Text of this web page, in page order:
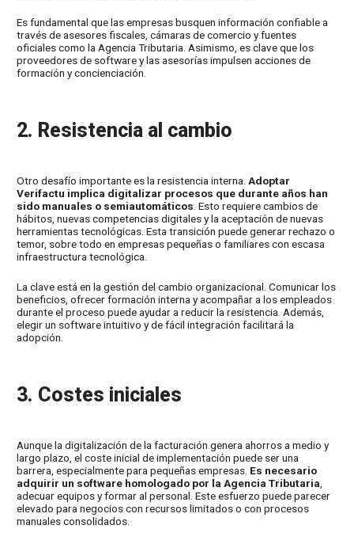
Es fundamental que las empresas busquen información confiable a
través de asesores fiscales, cámaras de comercio y fuentes
oficiales como la Agencia Tributaria. Asimismo, es clave que los
proveedores de software y las asesorías impulsen acciones de
formación y concienciación.
2. Resistencia al cambio
Otro desafío importante es la resistencia interna.Adoptar
Verifactu implica digitalizar procesos que durante años han
sido manuales o semiautomáticos. Esto requiere cambios de
hábitos, nuevas competencias digitales y la aceptación de nuevas
herramientas tecnológicas. Esta transición puede generar rechazo o
temor, sobre todo en empresas pequeñas o familiares con escasa
infraestructura tecnológica.
La clave está en la gestión del cambio organizacional. Comunicar los
beneficios, ofrecer formación interna y acompañar a los empleados
durante el proceso puede ayudar a reducir la resistencia. Además,
elegir un software intuitivo y de fácil integración facilitará la
adopción.
3. Costes iniciales
Aunque la digitalización de la facturación genera ahorros a medio y
largo plazo, el coste inicial de implementación puede ser una
barrera, especialmente para pequeñas empresas. Es necesario
adquirir un software homologado por la Agencia Tributaria,
adecuar equipos y formar al personal. Este esfuerzo puede parecer
elevado para negocios con recursos limitados o con procesos
manuales consolidados.